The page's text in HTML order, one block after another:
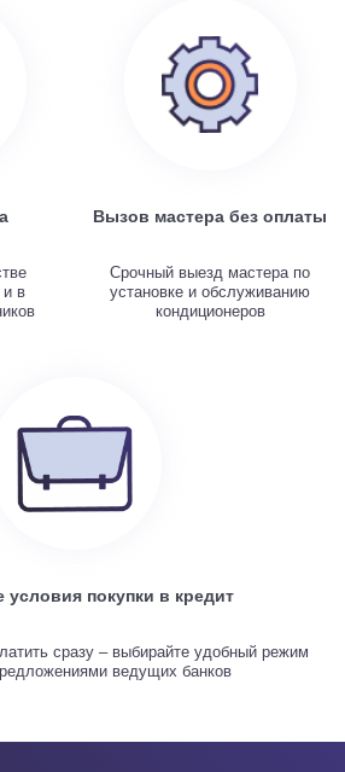
и в
Вызов мастера без оплаты
Срочный выезд мастера по
установке и обслуживанию
кондиционеров
покупки в кредит
сразу – выбирайте удобный режим
ведущих банков